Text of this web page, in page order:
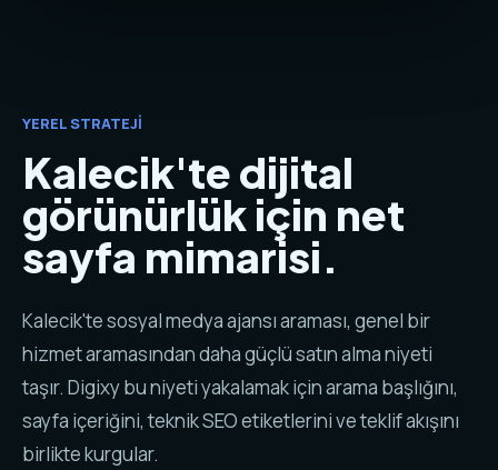
YEREL STRATEJI
Kalecik'te dijital
görünürlük için net
sayfa mimarisi.
Kalecik'te sosyal medya ajansı araması, genel bir
hizmet aramasından daha güçlü satın alma niyeti
taşır. Digixy bu niyeti yakalamak için arama başlığını,
sayfa içeriğini, teknik SEO etiketlerini ve teklif akışını
birlikte kurgular.